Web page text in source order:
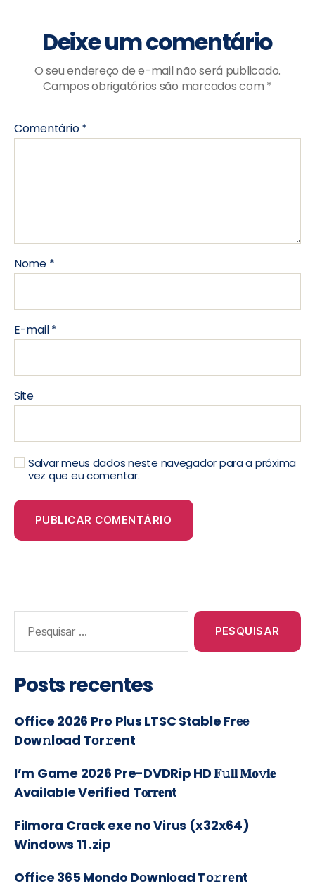
Deixe um comentário
O seu endereço de e-mail não será publicado.
Campos obrigatórios são marcados com *
Comentário*
Nome *
E-mail*
Site
Salvar meus dados neste navegador para a próxima
vez que eu comentar.
Posts recentes
Office 2026 Pro Plus LTSC Stable Frее
Dow𝚗load Tоr𝚛ent
I’m Game 2026 Pre-DVDRip HD 𝐅𝚞𝐥𝐥 𝐌𝐨𝚟𝐢𝐞
Available Verified T𝐨𝐫𝐫𝐞nt
Filmora Crack exe no Virus (x32x64)
Windows 11 .zip
Office 365 Mondo Dоwnlоad Tо𝚛rеnt